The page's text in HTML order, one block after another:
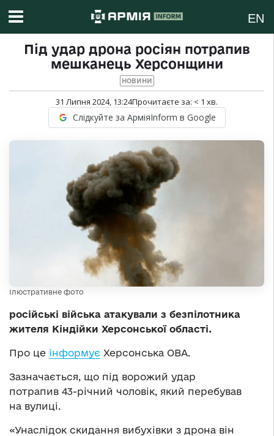
EN
Під удар дрона росіян потрапив
мешканець Херсонщини
НОВИНИ
31 Липня 2024, 13:24Прочитаєте за: < 1 хв.
Слідкуйте за АрміяInform в Google
Ілюстративне фото
російські війська атакували з безпілотника
жителя Кіндійки Херсонської області.
Про це інформує Херсонська ОВА.
Зазначається, що під ворожий удар
потрапив 43-річний чоловік, який перебував
на вулиці.
«Унаслідок скидання вибухівки з дрона він